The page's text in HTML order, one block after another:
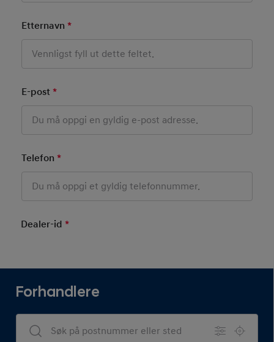
Etternavn *Mandatory Field
E-post *Mandatory Field
Telefon *Mandatory Field
Dealer-id*
Forhandlere
Dealers Search